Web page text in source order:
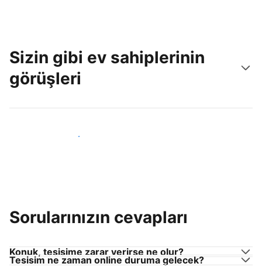
Sizin gibi ev sahiplerinin
görüşleri
Tesis sahipleri arasına katıl
Sorularınızın cevapları
Konuk, tesisime zarar verirse ne olur?
Tesisim ne zaman online duruma gelecek?